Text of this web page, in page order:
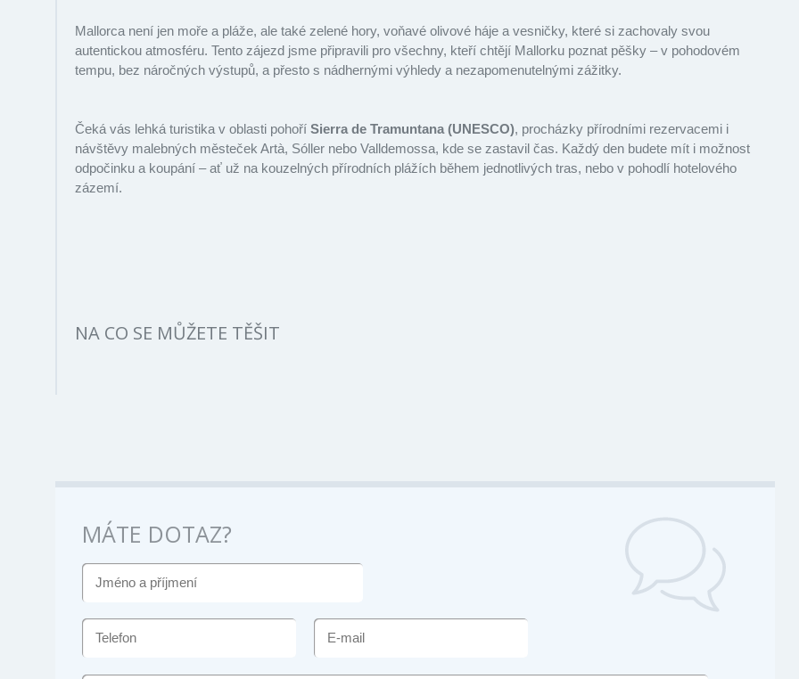
Mallorca není jen moře a pláže, ale také zelené hory, voňavé olivové háje a vesničky, které si zachovaly svou
autentickou atmosféru. Tento zájezd jsme připravili pro všechny, kteří chtějí Mallorku poznat pěšky – v pohodovém
tempu, bez náročných výstupů, a přesto s nádhernými výhledy a nezapomenutelnými zážitky.
Čeká vás lehká turistika v oblasti pohoří Sierra de Tramuntana (UNESCO), procházky přírodními rezervacemi i
návštěvy malebných městeček Artà, Sóller nebo Valldemossa, kde se zastavil čas. Každý den budete mít i možnost
odpočinku a koupání –ať už na kouzelných přírodních plážích během jednotlivých tras, nebo v pohodlí hotelového
zázemí.
NA CO SE MŮŽETE TĚŠIT
MÁTE DOTAZ?
JMÉNO
PŘÍJMENÍ
TELEFON
E-